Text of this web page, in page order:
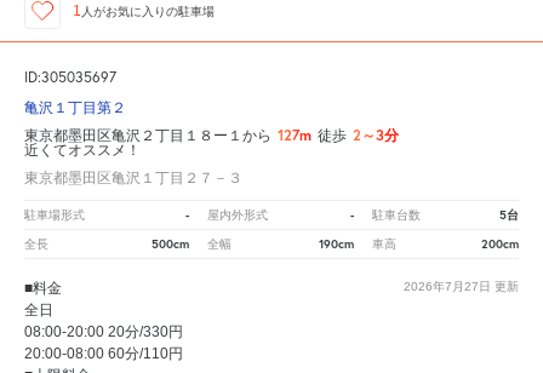
1 人がお気に入りの駐車場
ID:305035697
亀沢１丁目第２
東京都墨田区亀沢２丁目１８ー１から 127m 徒歩 2～3分
近くてオススメ！
東京都墨田区亀沢１丁目２７－３
駐車場形式 - 屋内外形式 - 駐車台数 5台
全長 500cm 全幅 190cm 車高 200cm
2026年7月27日 更新
■料金
全日
08:00-20:00 20分/330円
20:00-08:00 60分/110円